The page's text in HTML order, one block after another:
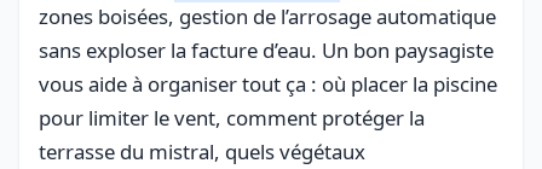
zones boisées, gestion de l’arrosage automatique
sans exploser la facture d’eau. Un bon paysagiste
vous aide à organiser tout ça : où placer la piscine
pour limiter le vent, comment protéger la
terrasse du mistral, quels végétaux